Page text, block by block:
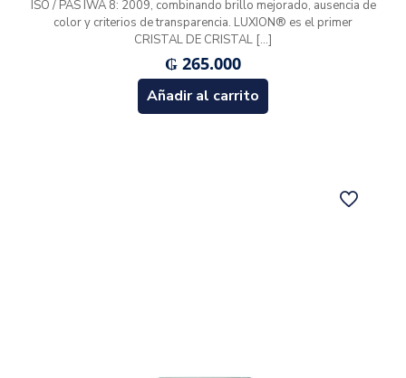
ISO / PAS IWA 8: 2009, combinando brillo mejorado, ausencia de
color y criterios de transparencia. LUXION® es el primer
CRISTAL DE CRISTAL […]
₲ 265.000
Añadir al carrito